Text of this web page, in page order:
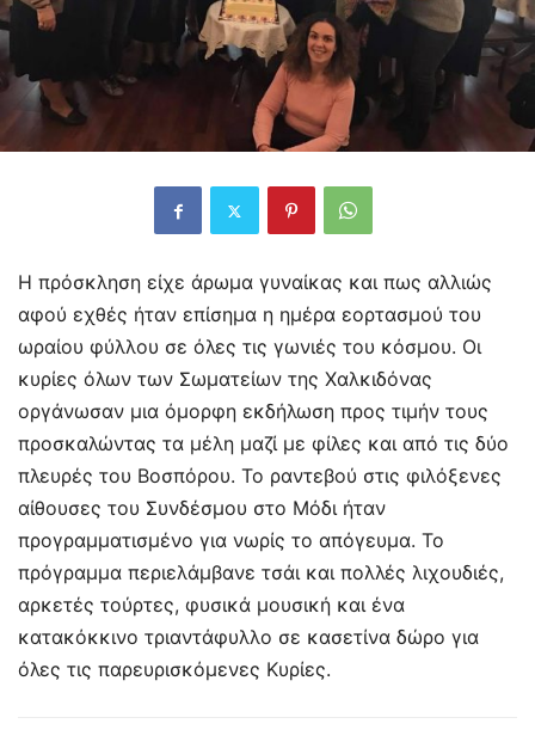
Η πρόσκληση είχε άρωμα γυναίκας και πως αλλιώς
αφού εχθές ήταν επίσημα η ημέρα εορτασμού του
ωραίου φύλλου σε όλες τις γωνιές του κόσμου. Οι
κυρίες όλων των Σωματείων της Χαλκιδόνας
οργάνωσαν μια όμορφη εκδήλωση προς τιμήν τους
προσκαλώντας τα μέλη μαζί με φίλες και από τις δύο
πλευρές του Βοσπόρου. Το ραντεβού στις φιλόξενες
αίθουσες του Συνδέσμου στο Μόδι ήταν
προγραμματισμένο για νωρίς το απόγευμα. Το
πρόγραμμα περιελάμβανε τσάι και πολλές λιχουδιές,
αρκετές τούρτες, φυσικά μουσική και ένα
κατακόκκινο τριαντάφυλλο σε κασετίνα δώρο για
όλες τις παρευρισκόμενες Κυρίες.